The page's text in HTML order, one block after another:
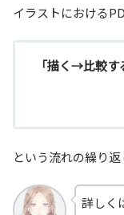
イラストにおける
「描く→比較
という流れの繰り返
詳しく